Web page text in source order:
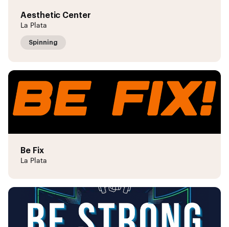
Aesthetic Center
La Plata
Spinning
Be Fix
La Plata